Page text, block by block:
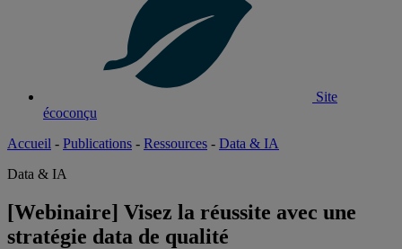
Site
écoconçu
Accueil - Publications - Ressources - Data & IA
Data & IA
[Webinaire] Visez la réussite avec une
stratégie data de qualité